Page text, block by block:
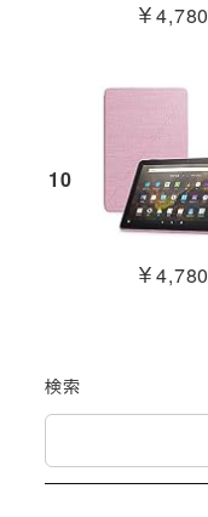
￥4,780
10
￥4,780
検索